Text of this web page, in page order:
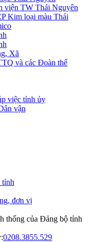
viện TW Thái Nguyên
Kim loại màu Thái
Xã
và các Đoàn thể
việc tỉnh ủy
vận
đơn vị
thống của Đảng bộ tỉnh
0208.3855.529